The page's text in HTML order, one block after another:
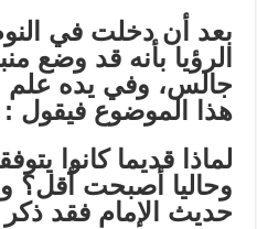
بعد أن دخلت في
الرؤيا بأنه قد وضع
جالس، وفي يده علم
هذا الموضوع فيقول :
لماذا قديما كانوا
وحاليا أصبحت أقل؟
حديث الإمام فقد ذكر